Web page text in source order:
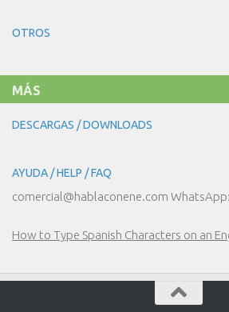
DÍA
OTROS
MÁS
DESCARGAS / DOWNLOADS
AYUDA / HELP / FAQ
comercial@hablaconene.com
How to Type Spanish Characters on an